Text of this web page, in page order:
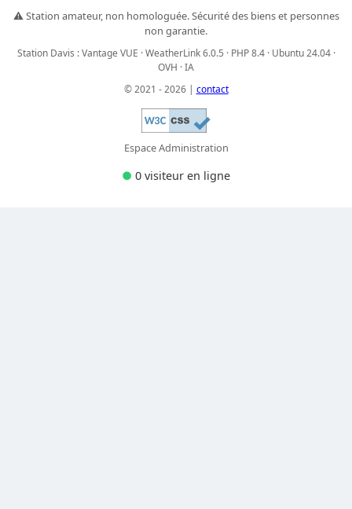
⚠️ Station amateur, non homologuée. Sécurité des biens et personnes
non garantie.
Station Davis : Vantage VUE · WeatherLink 6.0.5 · PHP 8.4 · Ubuntu 24.04 ·
OVH · IA
© 2021 - 2026 | contact
Espace Administration
● 0 visiteur en ligne